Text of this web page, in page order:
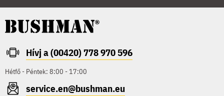
Hívj a (00420) 778 970 596
Hétfő - Péntek: 8:00 - 17:00
service.en@bushman.eu